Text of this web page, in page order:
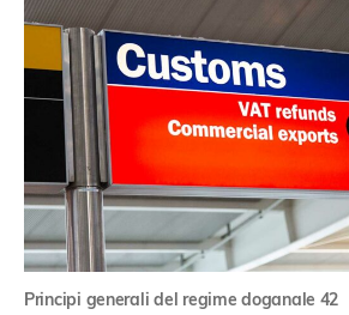
Principi generali del regime doganale 42